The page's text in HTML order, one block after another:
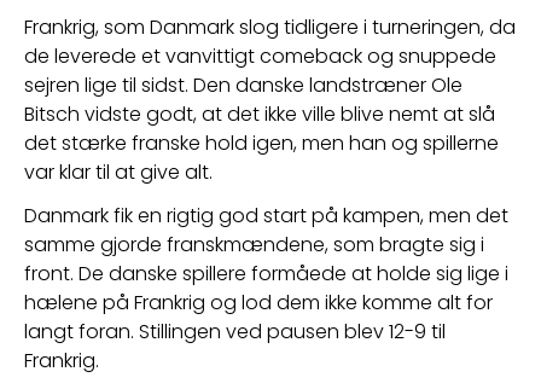
Frankrig, som Danmark slog tidligere i turneringen, da
de leverede et vanvittigt comeback og snuppede
sejren lige til sidst. Den danske landstræner Ole
Bitsch vidste godt, at det ikke ville blive nemt at slå
det stærke franske hold igen, men han og spillerne
var klar til at give alt.
Danmark fik en rigtig god start på kampen, men det
samme gjorde franskmændene, som bragte sig i
front. De danske spillere formåede at holde sig lige i
hælene på Frankrig og lod dem ikke komme alt for
langt foran. Stillingen ved pausen blev 12-9 til
Frankrig.